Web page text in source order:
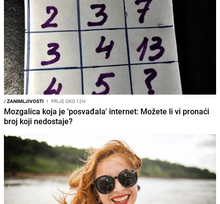
/ZANIMLJIVOSTI I PRIJE OKO 12H
Mozgalica koja je 'posvađala' internet: Možete li vi pronaći
broj koji nedostaje?